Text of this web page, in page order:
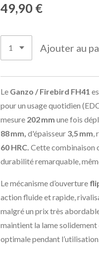
49,90 €
Ajouter au
Le Ganzo / Firebird FH41
pour un usage quotidien
mesure 202 mm une fois
88 mm, d'épaisseur 3,5 mm
60 HRC. Cette combinaison
durabilité remarquable,
Le mécanisme d’ouverture
action fluide et rapide,
malgré un prix très
maintient la lame
optimale pendant